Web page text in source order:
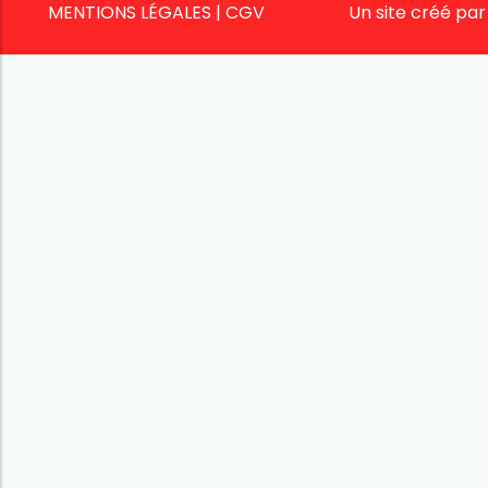
MENTIONS LÉGALES | CGV Un site créé par